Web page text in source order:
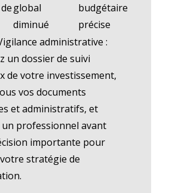
global
diminué
budgétaire
précise
administrative :
un dossier de suivi
de votre investissement,
vos documents
et administratifs, et
professionnel avant
importante pour
stratégie de